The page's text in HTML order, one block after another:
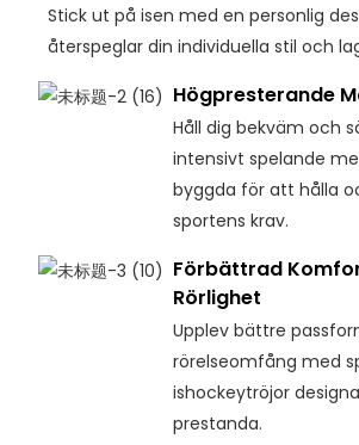
Stick ut på isen med en personlig
återspeglar din individuella stil och
Högpresterande
Håll dig bekväm och
intensivt spelande
byggda för att hålla
sportens krav.
Förbättrad
Rörlighet
Upplev bättre
rörelseomfång med
ishockeytröjor
prestanda.